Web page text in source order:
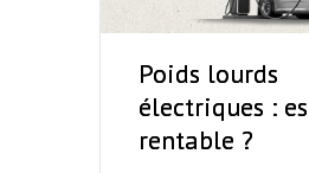
Poids lourds
électriques :
rentable ?